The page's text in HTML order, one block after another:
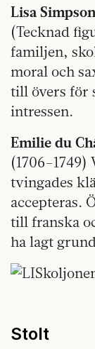
Lisa Simpson
(Tecknad
familjen,
moral och
till övers för
intressen.
Emilie du
tvingades
accepteras.
till franska
ha lagt
Stolt